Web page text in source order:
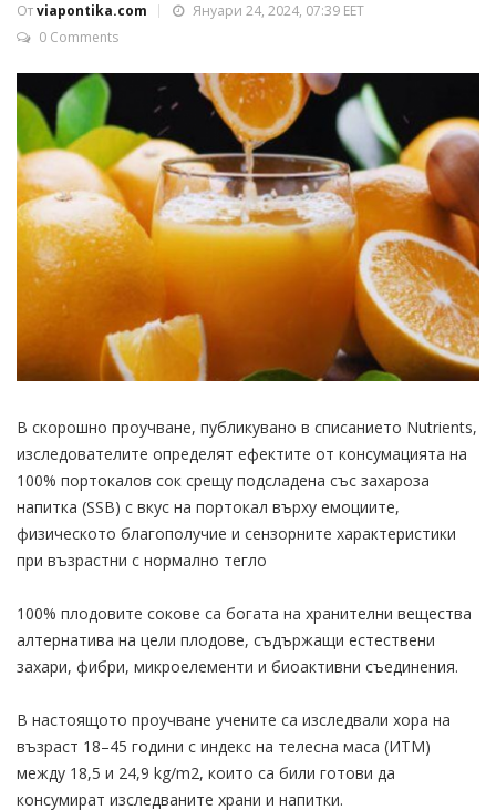
Отviapontika.com
Януари 24, 2024, 07:39 EET
0 Comments
В скорошно проучване, публикувано в списанието Nutrients,
изследователите определят ефектите от консумацията на
100% портокалов сок срещу подсладена със захароза
напитка (SSB) с вкус на портокал върху емоциите,
физическото благополучие и сензорните характеристики
при възрастни с нормално тегло
100% плодовите сокове са богата на хранителни вещества
алтернатива на цели плодове, съдържащи естествени
захари, фибри, микроелементи и биоактивни съединения.
В настоящото проучване учените са изследвали хора на
възраст 18–45 години с индекс на телесна маса (ИТМ)
между 18,5 и 24,9 kg/m2, които са били готови да
консумират изследваните храни и напитки.